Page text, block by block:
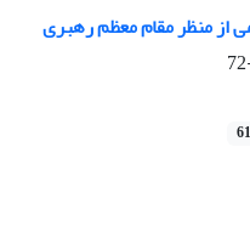
از منظر مقام معظم رهبری